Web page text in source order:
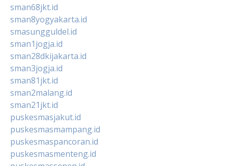
sman68jkt.id
sman8yogyakarta.id
smasungguldel.id
sman1jogja.id
sman28dkijakarta.id
sman3jogja.id
sman81jkt.id
sman2malang.id
sman21jkt.id
puskesmasjakut.id
puskesmasmampang.id
puskesmaspancoran.id
puskesmasmenteng.id